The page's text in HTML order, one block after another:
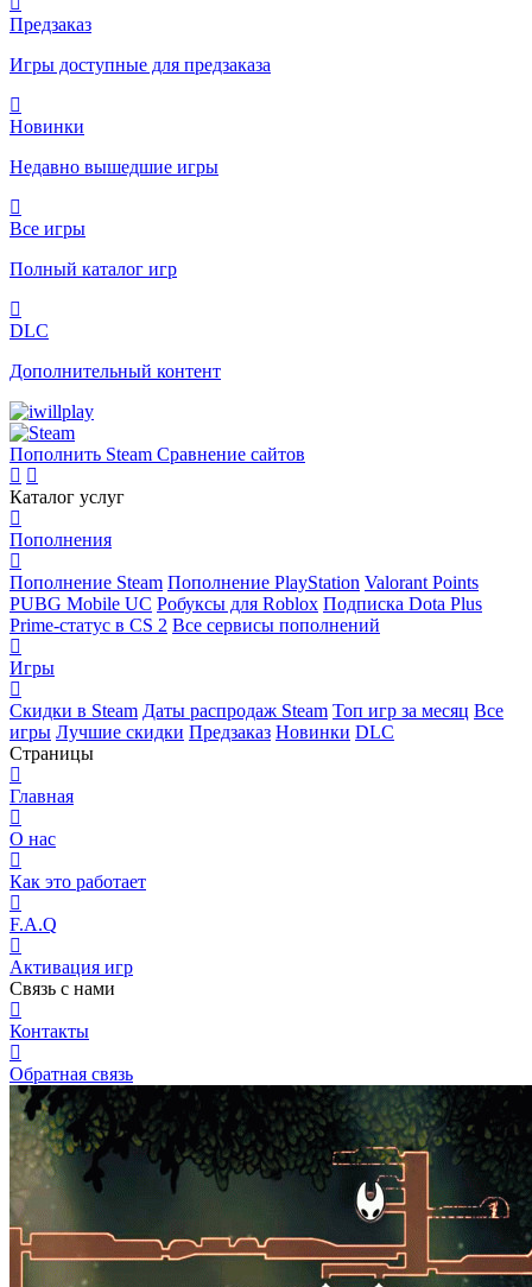
Предзаказ
Игры доступные для предзаказа
Новинки
Недавно вышедшие игры
Все игры
Полный каталог игр
DLC
Дополнительный контент
Пополнить Steam Сравнение сайтов
Каталог услуг
Пополнения
Пополнение Steam Пополнение PlayStation Valorant Points
PUBG Mobile UC Робуксы для Roblox Подписка Dota Plus
Prime-статус в CS 2 Все сервисы пополнений
Игры
Скидки в Steam Даты распродаж Steam Топ игр за месяц Все
игры Лучшие скидки Предзаказ Новинки DLC
Страницы
Главная
О нас
Как это работает
F.A.Q
Активация игр
Связь с нами
Контакты
Обратная связь